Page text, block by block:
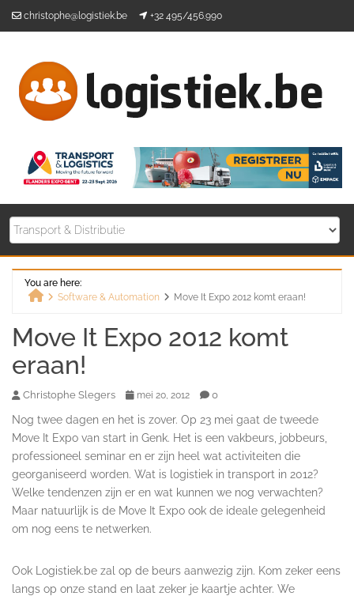
christophe@logistiek.be +32 495/456.990
You are here:
Software & Automation Move It Expo 2012 komt eraan!
Move It Expo 2012 komt
eraan!
Christophe Slegers mei 20, 2012 0
Nog twee dagen en het is zover. Op 23 mei gaat de tweede
Move It Expo van start in Genk. Het is een vakbeurs, jobbeurs,
professioneel seminar en er zijn heel wat activiteiten die
georganiseerd worden. Wat is logistiek in transport in 2012?
Welke tendenzen zijn er en wat kunnen we nog verwachten?
Maar natuurlijk is de Move It Expo ook de ideale gelegenheid
om nog eens te netwerken.
Ook Logistiek.be zal op de beurs aanwezig zijn. Kom zeker eens
langs op onze stand en laat zeker je kaartje achter. We